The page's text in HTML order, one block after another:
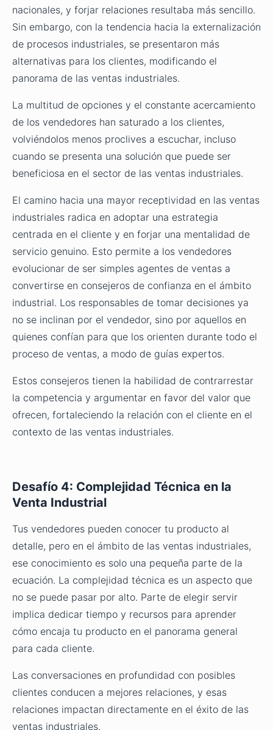
nacionales, y forjar relaciones resultaba más sencillo.
Sin embargo, con la tendencia hacia la externalización
de procesos industriales, se presentaron más
alternativas para los clientes, modificando el
panorama de las ventas industriales.
La multitud de opciones y el constante acercamiento
de los vendedores han saturado a los clientes,
volviéndolos menos proclives a escuchar, incluso
cuando se presenta una solución que puede ser
beneficiosa en el sector de las ventas industriales.
El camino hacia una mayor receptividad en las ventas
industriales radica en adoptar una estrategia
centrada en el cliente y en forjar una mentalidad de
servicio genuino. Esto permite a los vendedores
evolucionar de ser simples agentes de ventas a
convertirse en consejeros de confianza en el ámbito
industrial. Los responsables de tomar decisiones ya
no se inclinan por el vendedor, sino por aquellos en
quienes confían para que los orienten durante todo el
proceso de ventas, a modo de guías expertos.
Estos consejeros tienen la habilidad de contrarrestar
la competencia y argumentar en favor del valor que
ofrecen, fortaleciendo la relación con el cliente en el
contexto de las ventas industriales.
Desafío 4: Complejidad Técnica en la
Venta Industrial
Tus vendedores pueden conocer tu producto al
detalle, pero en el ámbito de las ventas industriales,
ese conocimiento es solo una pequeña parte de la
ecuación. La complejidad técnica es un aspecto que
no se puede pasar por alto. Parte de elegir servir
implica dedicar tiempo y recursos para aprender
cómo encaja tu producto en el panorama general
para cada cliente.
Las conversaciones en profundidad con posibles
clientes conducen a mejores relaciones, y esas
relaciones impactan directamente en el éxito de las
ventas industriales.